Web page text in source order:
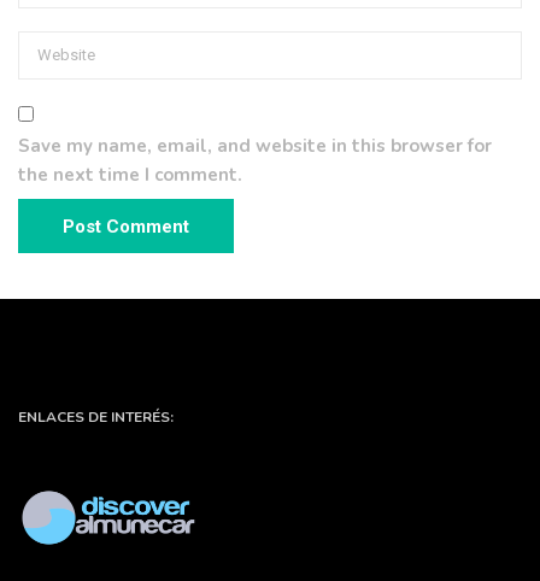
Save my name, email, and website in this browser for
the next time I comment.
ENLACES DE INTERÉS: